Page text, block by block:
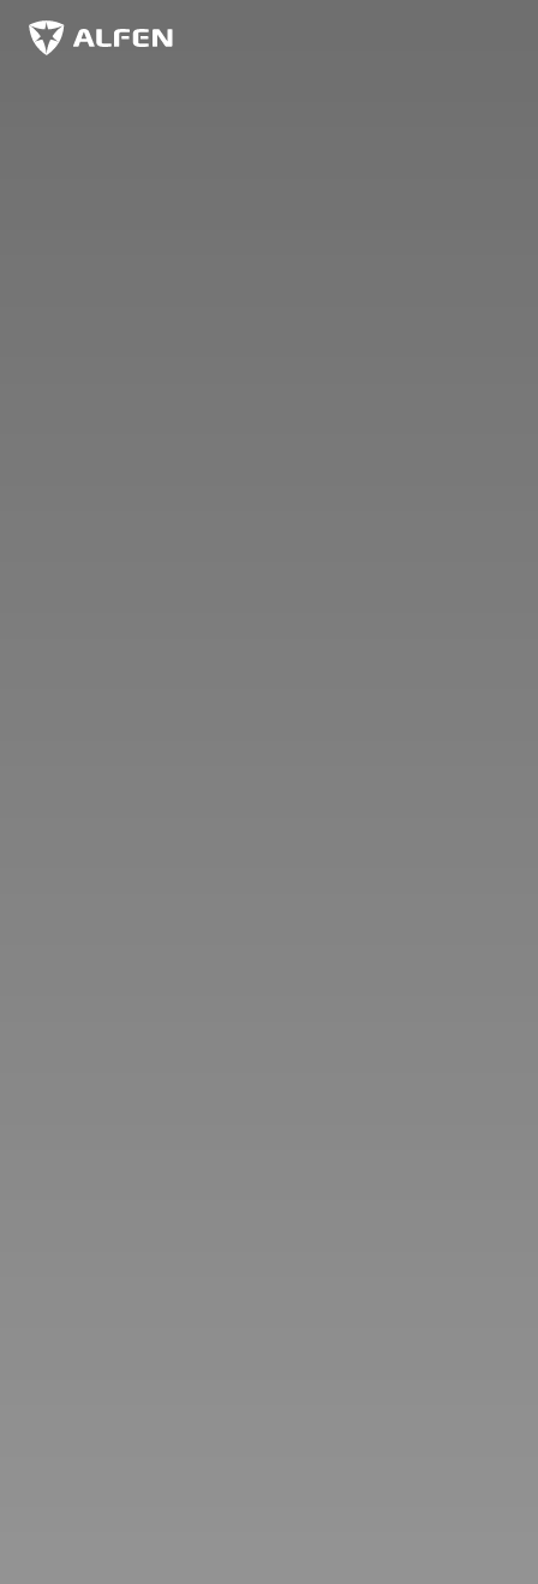
Zum Hauptinhalt springen
Alfen